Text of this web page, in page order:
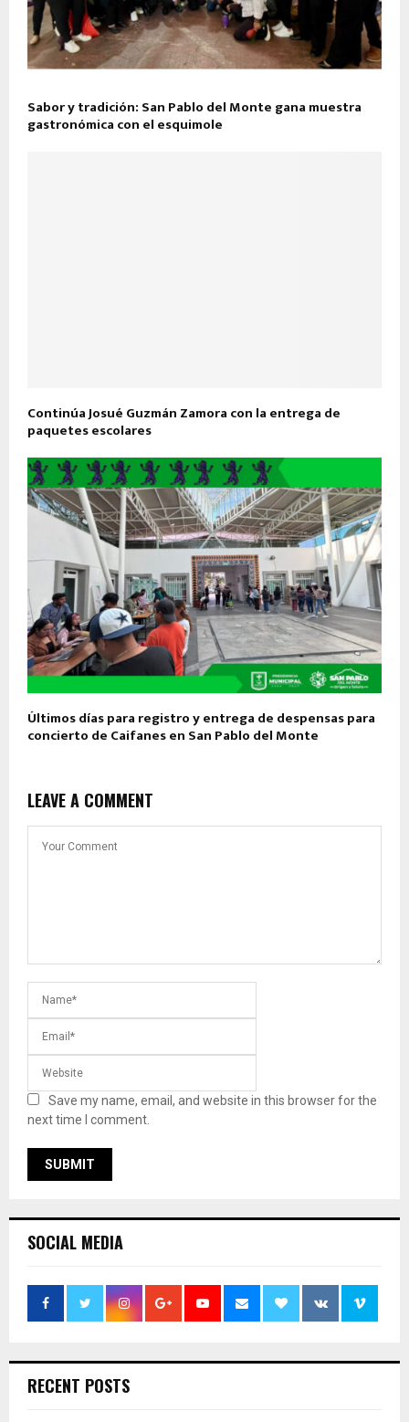
Sabor y tradición: San Pablo del Monte gana muestra
gastronómica con el esquimole
Continúa Josué Guzmán Zamora con la entrega de
paquetes escolares
Últimos días para registro y entrega de despensas para
concierto de Caifanes en San Pablo del Monte
LEAVE A COMMENT
Save my name, email, and website in this browser for the
next time I comment.
SOCIAL MEDIA
RECENT POSTS